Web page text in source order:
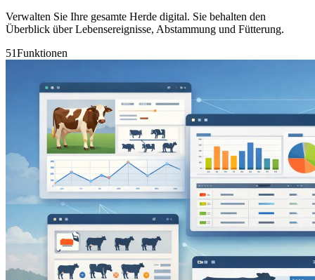
Verwalten Sie Ihre gesamte Herde digital. Sie behalten den
Überblick über Lebensereignisse, Abstammung und Fütterung.
51Funktionen